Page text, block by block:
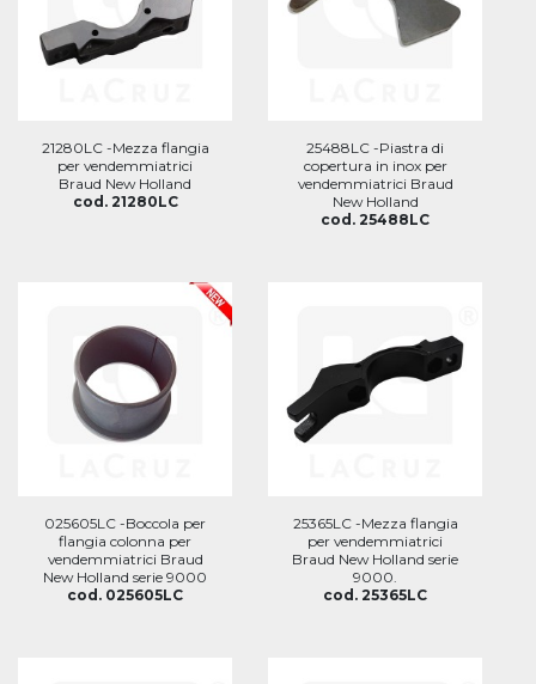
21280LC -Mezza flangia
per vendemmiatrici
Braud New Holland
cod. 21280LC
25488LC -Piastra di
copertura in inox per
vendemmiatrici Braud
New Holland
cod. 25488LC
025605LC -Boccola per
flangia colonna per
vendemmiatrici Braud
New Holland serie 9000
cod. 025605LC
25365LC -Mezza flangia
per vendemmiatrici
Braud New Holland serie
9000.
cod. 25365LC